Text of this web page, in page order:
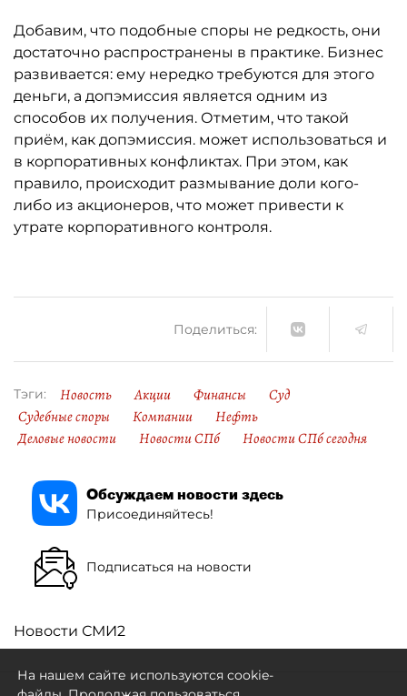
Добавим, что подобные споры не редкость, они
достаточно распространены в практике. Бизнес
развивается: ему нередко требуются для этого
деньги, а допэмиссия является одним из
способов их получения. Отметим, что такой
приём, как допэмиссия. может использоваться и
в корпоративных конфликтах. При этом, как
правило, происходит размывание доли кого-
либо из акционеров, что может привести к
утрате корпоративного контроля.
Поделиться:
Тэги: Новость Акции Финансы
Суд
Судебные споры
Компании
Нефть
Деловые новости
Новости СПб Новости СПб сегодня
Обсуждаем новости здесь
Присоединяйтесь!
Подписаться на новости
Новости СМИ2
На нашем сайте используются cookie-